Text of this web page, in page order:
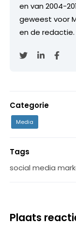
en van 2004-
geweest voor
en de redactie.
Categorie
Media
Tags
social media
Plaats